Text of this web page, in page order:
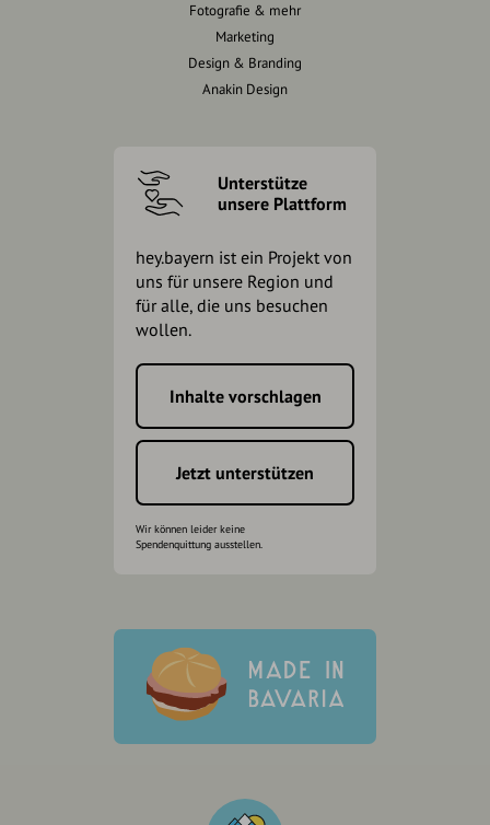
Fotografie & mehr
Marketing
Design & Branding
Anakin Design
Unterstütze
unsere Plattform
hey.bayern ist ein Projekt von
uns für unsere Region und
für alle, die uns besuchen
wollen.
Inhalte vorschlagen
Jetzt unterstützen
Wir können leider keine
Spendenquittung ausstellen.